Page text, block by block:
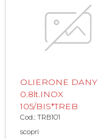
OLIERONE DANY
0.8lt.INOX
105/BIS*TREB
Cod.: TRB101
scopri